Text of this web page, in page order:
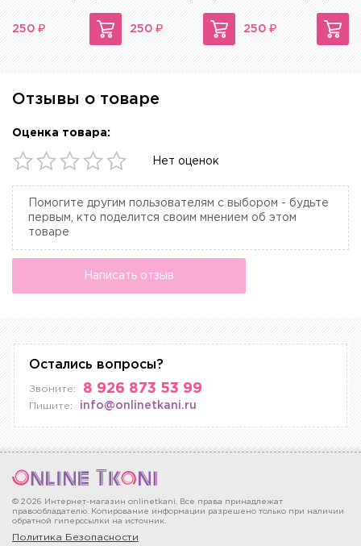
250 ₽ 250 ₽ 250 ₽
Отзывы о товаре
Оценка товара:
Нет оценок
Помогите другим пользователям с выбором - будьте
первым, кто поделится своим мнением об этом
товаре
Написать отзыв
Остались вопросы?
Звоните: 8 926 873 53 99
Пишите: info@onlinetkani.ru
© 2026 Интернет-магазин onlinetkani. Все права принадлежат
правообладателю. Копирование информации разрешено только при наличии
обратной гиперссылки на источник.
Политика Безопасности